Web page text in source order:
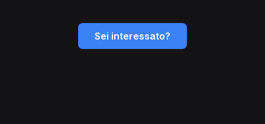
Sei interessato?